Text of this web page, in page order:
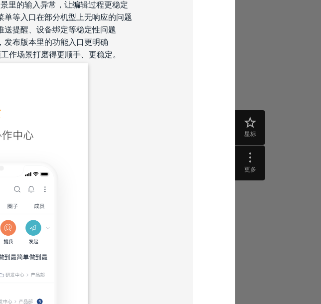
星标
更多
里的输入异常，让编辑过程更稳定
单等入口在部分机型上无响应的问题
送提醒、设备绑定等稳定性问题
发布版本里的功能入口更明确
作场景打磨得更顺手、更稳定。